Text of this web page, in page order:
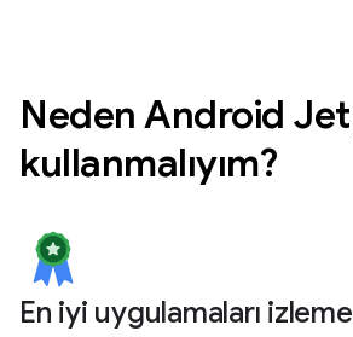
Neden Android
kullanmalıyım?
En iyi uygulamaları izleme